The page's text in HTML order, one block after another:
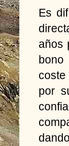
Es
años
bono
por